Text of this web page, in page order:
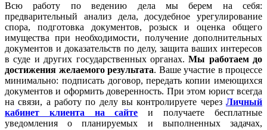
Всю работу по ведению дела мы берем на себя:
предварительный анализ дела, досудебное урегулирование
спора, подготовка документов, розыск и оценка общего
имущества при необходимости, получение дополнительных
документов и доказательств по делу, защита ваших интересов
в суде и других государственных органах.Мы работаем до
достижения желаемого результата. Ваше участие в процессе
минимально: подписать договор, передать копии имеющихся
документов и оформить доверенность. При этом юрист всегда
на связи, а работу по делу вы контролируете через Личный
кабинет клиента на сайте и получаете бесплатные
уведомления о планируемых и выполненных задачах,